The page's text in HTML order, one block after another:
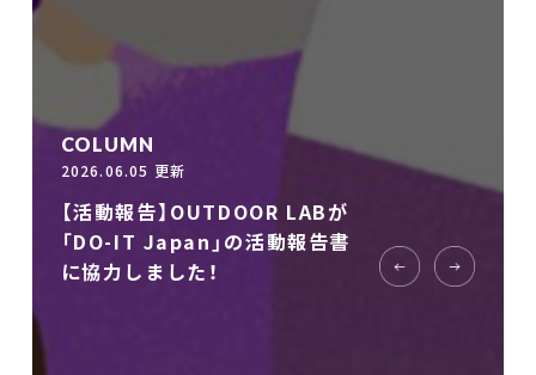
COLUMN
2023.11.21 更新
もう一度、あの山へ -車いすで
も山にいきたい-
COLUMN
2026.06.05 更新
【活動報告】OUTDOOR LABが
「DO-IT Japan」の活動報告書
に協力しました！
COLUMN
2024.04.01 更新
「はじめて登るならWAGOMU」
キャンペーン実施中！
COLUMN
2023.11.21 更新
もう一度、あの山へ -車いすで
も山にいきたい-